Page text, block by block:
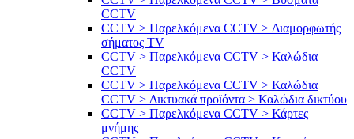
CCTV
CCTV > Παρελκόμενα CCTV > Διαμορφωτής
σήματος TV
CCTV > Παρελκόμενα CCTV > Καλώδια
CCTV
CCTV > Παρελκόμενα CCTV > Καλώδια
CCTV > Δικτυακά προϊόντα > Καλώδια δικτύου
CCTV > Παρελκόμενα CCTV > Κάρτες
μνήμης